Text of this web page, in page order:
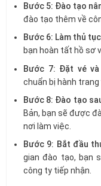
Bước 5: Đào tạo
đào tạo thêm về
Bước 6: Làm thủ
bạn hoàn tất hồ sơ
Bước 7: Đặt vé và
chuẩn bị hành trang
Bước 8: Đào tạo
Bản, bạn sẽ được
nơi làm việc.
Bước 9: Bắt đầu
gian đào tạo, bạn
công ty tiếp nhận.